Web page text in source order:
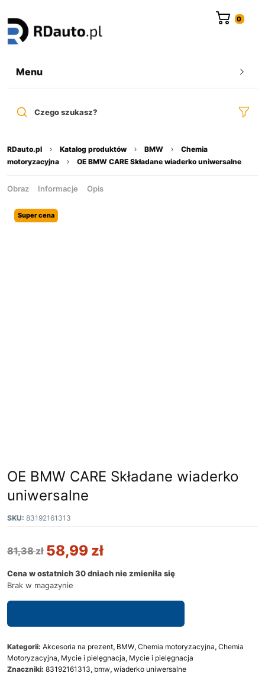
Menu
Czego szukasz?
RDauto.pl Katalog produktów BMW
Chemia
motoryzacyjna
OE BMW CARE Składane wiaderko uniwersalne
Obraz Informacje Opis
Super cena
OE BMW CARE Składane wiaderko
uniwersalne
SKU: 83192161313
81,38zł 58,99 zł
Cena w ostatnich 30 dniach nie zmieniła się
Brak w magazynie
Kategorii: Akcesoria na prezent, BMW, Chemia motoryzacyjna, Chemia
Motoryzacyjna, Mycie i pielęgnacja, Mycie i pielęgnacja
Znaczniki: 83192161313, bmw, wiaderko uniwersalne